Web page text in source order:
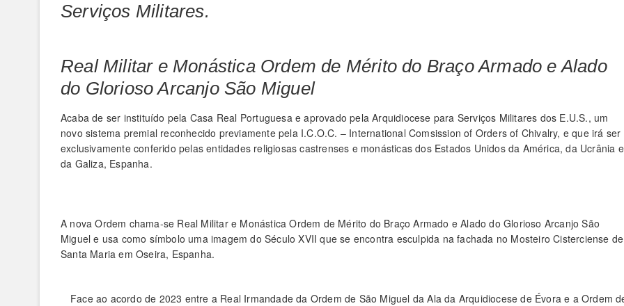
Serviços Militares.
Real Militar e Monástica Ordem de Mérito do Braço Armado e Alado
do Glorioso Arcanjo São Miguel
Acaba de ser instituído pela Casa Real Portuguesa e aprovado pela Arquidiocese para Serviços Militares dos E.U.S., um
novo sistema premial reconhecido previamente pela I.C.O.C. – International Comsission of Orders of Chivalry, e que irá ser
exclusivamente conferido pelas entidades religiosas castrenses e monásticas dos Estados Unidos da América, da Ucrânia e
da Galiza, Espanha.
A nova Ordem chama-se Real Militar e Monástica Ordem de Mérito do Braço Armado e Alado do Glorioso Arcanjo São
Miguel e usa como símbolo uma imagem do Século XVII que se encontra esculpida na fachada no Mosteiro Cisterciense de
Santa Maria em Oseira, Espanha.
Face ao acordo de 2023 entre a Real Irmandade da Ordem de São Miguel da Ala da Arquidiocese de Évora e a Ordem